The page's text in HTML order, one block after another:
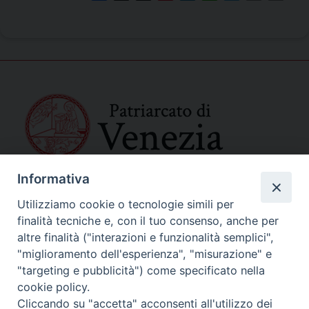
SEDE PRINCIPALE
Palazzo Patriarcale
San Marco, 320/A – 30124 Venezia
Tel. 041-2702411
e-mail curia@patriarcatovenezia.it
Indirizzo PEC: patriarcatovenezia@pec.chiesacattolica.it
Policy Privacy
Informativa
Utilizziamo cookie o tecnologie simili per
finalità tecniche e, con il tuo consenso, anche per
altre finalità ("interazioni e funzionalità semplici",
"miglioramento dell'esperienza", "misurazione" e
"targeting e pubblicità") come specificato nella
cookie policy.
Cliccando su "accetta" acconsenti all'utilizzo dei